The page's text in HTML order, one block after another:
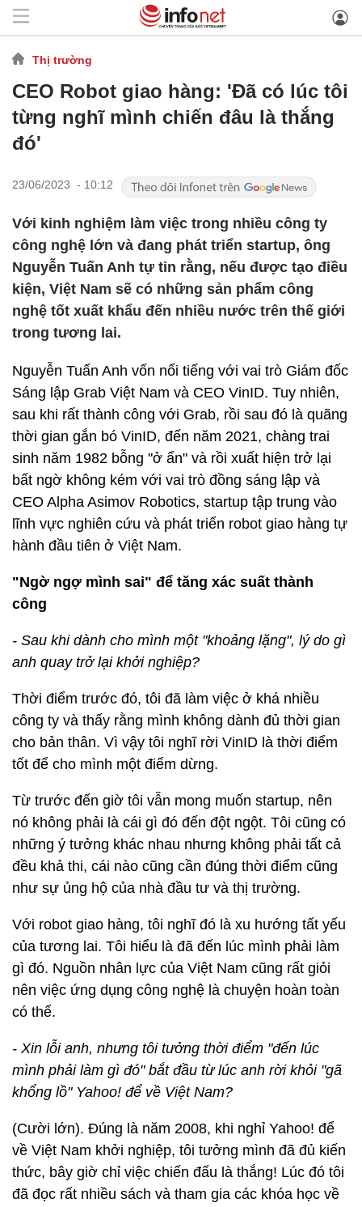
Thị trường
CEO Robot giao hàng: 'Đã có lúc tôi
từng nghĩ mình chiến đâu là thắng
đó'
23/06/2023 - 10:12
Với kinh nghiệm làm việc trong nhiều công ty
công nghệ lớn và đang phát triển startup, ông
Nguyễn Tuấn Anh tự tin rằng, nếu được tạo điều
kiện, Việt Nam sẽ có những sản phẩm công
nghệ tốt xuất khẩu đến nhiều nước trên thế giới
trong tương lai.
Nguyễn Tuấn Anh vốn nổi tiếng với vai trò Giám đốc
Sáng lập Grab Việt Nam và CEO VinID. Tuy nhiên,
sau khi rất thành công với Grab, rồi sau đó là quãng
thời gian gắn bó VinID, đến năm 2021, chàng trai
sinh năm 1982 bỗng "ở ẩn" và rồi xuất hiện trở lại
bất ngờ không kém với vai trò đồng sáng lập và
CEO Alpha Asimov Robotics, startup tập trung vào
lĩnh vực nghiên cứu và phát triển robot giao hàng tự
hành đầu tiên ở Việt Nam.
"Ngờ ngợ mình sai" để tăng xác suất thành
công
- Sau khi dành cho mình một "khoảng lặng", lý do gì
anh quay trở lại khởi nghiệp?
Thời điểm trước đó, tôi đã làm việc ở khá nhiều
công ty và thấy rằng mình không dành đủ thời gian
cho bản thân. Vì vậy tôi nghĩ rời VinID là thời điểm
tốt để cho mình một điểm dừng.
Từ trước đến giờ tôi vẫn mong muốn startup, nên
nó không phải là cái gì đó đến đột ngột. Tôi cũng có
những ý tưởng khác nhau nhưng không phải tất cả
đều khả thi, cái nào cũng cần đúng thời điểm cũng
như sự ủng hộ của nhà đầu tư và thị trường.
Với robot giao hàng, tôi nghĩ đó là xu hướng tất yếu
của tương lai. Tôi hiểu là đã đến lúc mình phải làm
gì đó. Nguồn nhân lực của Việt Nam cũng rất giỏi
nên việc ứng dụng công nghệ là chuyện hoàn toàn
có thể.
- Xin lỗi anh, nhưng tôi tưởng thời điểm "đến lúc
mình phải làm gì đó" bắt đầu từ lúc anh rời khỏi "gã
khổng lồ" Yahoo! để về Việt Nam?
(Cười lớn). Đúng là năm 2008, khi nghỉ Yahoo! để
về Việt Nam khởi nghiệp, tôi tưởng mình đã đủ kiến
thức, bây giờ chỉ việc chiến đấu là thắng! Lúc đó tôi
đã đọc rất nhiều sách và tham gia các khóa học về